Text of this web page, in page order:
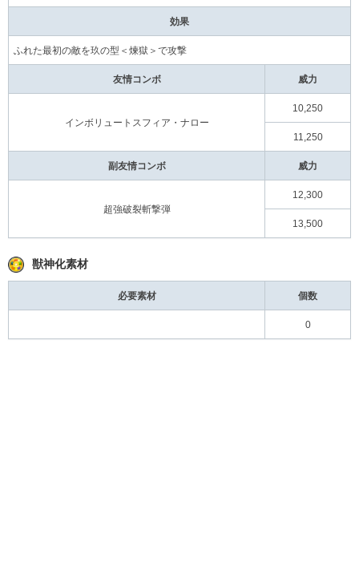
効果
ふれた最初の敵を玖の型＜煉獄＞で攻撃
友情コンボ 威力
インボリュートスフィア・ナロー
10,250
11,250
副友情コンボ 威力
超強破裂斬撃弾
12,300
13,500
獣神化素材
必要素材 個数
0